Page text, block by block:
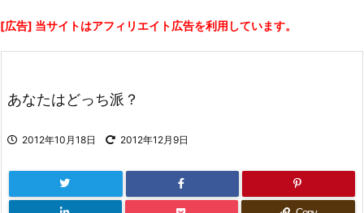
[広告] 当サイトはアフィリエイト広告を利用しています。
あなたはどっち派？
2012年10月18日 2012年12月9日